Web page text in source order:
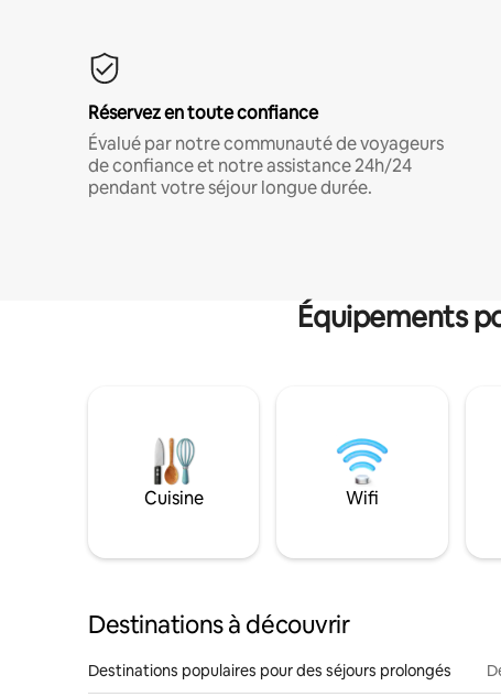
Réservez en toute confiance
Évalué par notre communauté de voyageurs
de confiance et notre assistance 24h/24
pendant votre séjour longue durée.
Équipements
Cuisine Wifi
Destinations à découvrir
Destinations populaires pour des séjours prolongés